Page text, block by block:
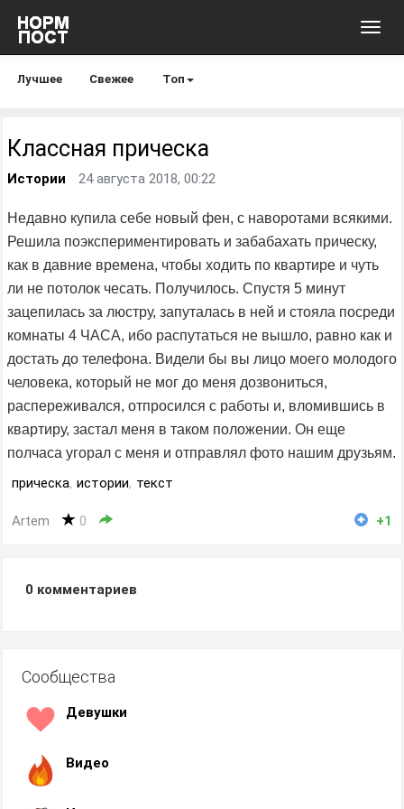
Лучшее Свежее Топ
Классная прическа
Истории 24 августа 2018, 00:22
Недавно купила себе новый фен, с наворотами всякими.
Решила поэкспериментировать и забабахать прическу,
как в давние времена, чтобы ходить по квартире и чуть
ли не потолок чесать. Получилось. Спустя 5 минут
зацепилась за люстру, запуталась в ней и стояла посреди
комнаты 4 ЧАСА, ибо распутаться не вышло, равно как и
достать до телефона. Видели бы вы лицо моего молодого
человека, который не мог до меня дозвониться,
распереживался, отпросился с работы и, вломившись в
квартиру, застал меня в таком положении. Он еще
полчаса угорал с меня и отправлял фото нашим друзьям.
прическа, истории, текст
Artem 0 +1
0 комментариев
Сообщества
Девушки
Видео